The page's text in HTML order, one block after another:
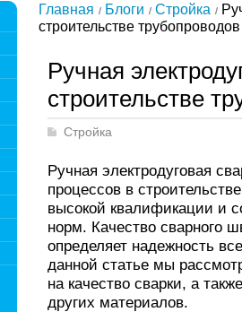
Главная Блоги Стройка
строительстве трубопроводов
Ручная
строительстве
Стройка
Ручная электродуговая
процессов в
высокой квалификации и
норм. Качество сварного
определяет надежность
данной статье мы
на качество сварки, а
других материалов.